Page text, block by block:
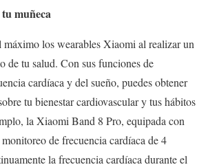
muñeca
máximo los wearables Xiaomi al realizar un
de tu salud. Con sus funciones de
cardíaca y del sueño, puedes obtener
tu bienestar cardiovascular y tus hábitos
la Xiaomi Band 8 Pro, equipada con
de frecuencia cardíaca de 4
la frecuencia cardíaca durante el